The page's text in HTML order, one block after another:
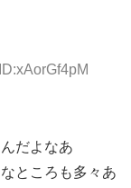
だよなあ
ところも多々あ